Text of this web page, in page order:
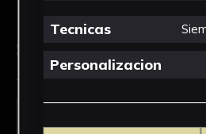
Solicitud de Servicio
Tipo de solicitud *
Tecnicas
Personalizacion